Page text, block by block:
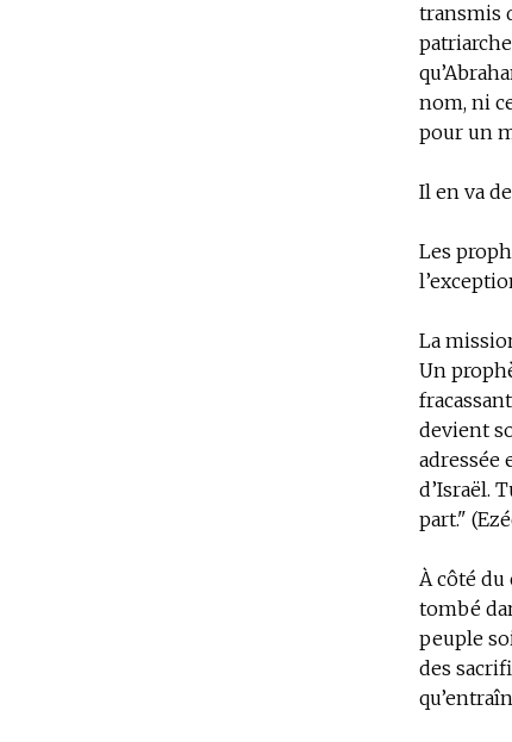
transmis
nom, ni
pour un
Il en va
Les
La
Un
devient
adressée
d’Israël.
part."
À côté du
tombé
peuple
des